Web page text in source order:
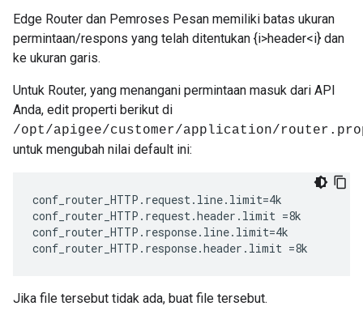
Edge Router dan Pemroses Pesan memiliki batas ukuran
permintaan/respons yang telah ditentukan {i>header<i} dan
ke ukuran garis.
Untuk Router, yang menangani permintaan masuk dari API
Anda, edit properti berikut di
/opt/apigee/customer/application/
untuk mengubah nilai default ini:
conf_router_HTTP.request.line.limit=4k
conf_router_HTTP.request.header.limit =8k
conf_router_HTTP.response.line.limit=4k
conf_router_HTTP.response.header.limit =8k
Jika file tersebut tidak ada, buat file tersebut.